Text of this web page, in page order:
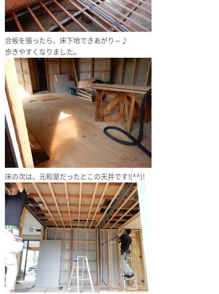
合板を張ったら、床下地できあがり～♪
歩きやすくなりました。
床の次は、元和室だったとこの天井です!(^^)!